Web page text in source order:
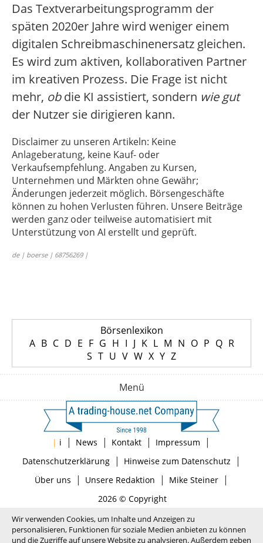
Das Textverarbeitungsprogramm der
späten 2020er Jahre wird weniger einem
digitalen Schreibmaschinenersatz gleichen.
Es wird zum aktiven, kollaborativen Partner
im kreativen Prozess. Die Frage ist nicht
mehr, obdie KI assistiert, sondern wie gut
der Nutzer sie dirigieren kann.
Disclaimer zu unseren Artikeln: Keine
Anlageberatung, keine Kauf- oder
Verkaufsempfehlung. Angaben zu Kursen,
Unternehmen und Märkten ohne Gewähr;
Änderungen jederzeit möglich. Börsengeschäfte
können zu hohen Verlusten führen. Unsere Beiträge
werden ganz oder teilweise automatisiert mit
Unterstützung von AI erstellt und geprüft.
de | boerse | 68756269 |
Börsenlexikon
A B C D E F G H I J K L M N O P Q R
S T U V W X Y Z
Menü
| i | News | Kontakt | Impressum |
Datenschutzerklärung| Hinweise zum Datenschutz |
Über uns | Unsere Redaktion | Mike Steiner|
2026 © Copyright
Wir verwenden Cookies, um Inhalte und Anzeigen zu
personalisieren, Funktionen für soziale Medien anbieten zu können
und die Zugriffe auf unsere Website zu analysieren. Außerdem geben